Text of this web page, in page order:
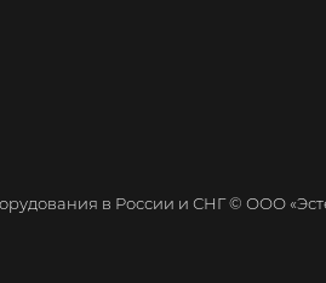
в России и СНГ © ООО